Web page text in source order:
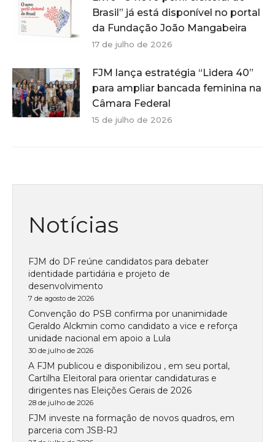
Brasil” já está disponível no portal
da Fundação João Mangabeira
17 de julho de 2026
FJM lança estratégia “Lidera 40”
para ampliar bancada feminina na
Câmara Federal
15 de julho de 2026
Notícias
FJM do DF reúne candidatos para debater
identidade partidária e projeto de
desenvolvimento
7 de agosto de 2026
Convenção do PSB confirma por unanimidade
Geraldo Alckmin como candidato a vice e reforça
unidade nacional em apoio a Lula
30 de julho de 2026
A FJM publicou e disponibilizou , em seu portal,
Cartilha Eleitoral para orientar candidaturas e
dirigentes nas Eleições Gerais de 2026
28 de julho de 2026
FJM investe na formação de novos quadros, em
parceria com JSB-RJ